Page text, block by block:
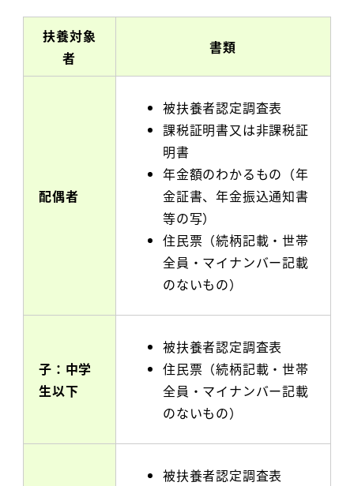
扶養対象
者
書類
配偶者
被扶養者認定調査表
課税証明書又は非課税証
明書
年金額のわかるもの（年
金証書、年金振込通知書
等の写）
住民票（続柄記載・世帯
全員・マイナンバー記載
のないもの）
子：中学
生以下
被扶養者認定調査表
住民票（続柄記載・世帯
全員・マイナンバー記載
のないもの）
被扶養者認定調査表